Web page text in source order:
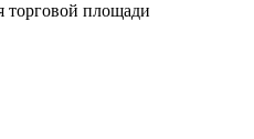
торговой площади